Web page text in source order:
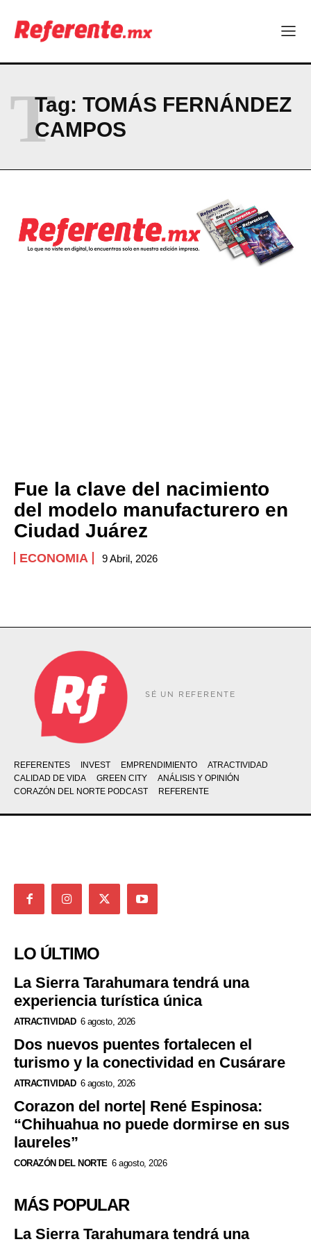
ABOUT
NEWSLETTER
Tag: TOMÁS FERNÁNDEZ
CAMPOS
T
Fue la clave del nacimiento
del modelo manufacturero en
Ciudad Juárez
ECONOMIA 9 Abril, 2026
SÉ UN REFERENTE
REFERENTES INVEST EMPRENDIMIENTO
ATRACTIVIDAD
CALIDAD DE VIDA
GREEN CITY
ANÁLISIS Y OPINIÓN
CORAZÓN DEL NORTE PODCAST
REFERENTE
LO ÚLTIMO
La Sierra Tarahumara tendrá una
experiencia turística única
ATRACTIVIDAD 6 agosto, 2026
Dos nuevos puentes fortalecen el
turismo y la conectividad en Cusárare
ATRACTIVIDAD 6 agosto, 2026
Corazon del norte| René Espinosa:
“Chihuahua no puede dormirse en sus
laureles”
CORAZÓN DEL NORTE 6 agosto, 2026
MÁS POPULAR
La Sierra Tarahumara tendrá una